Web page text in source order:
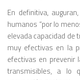
En definitiva,
humanos “por lo
elevada capacidad de
muy efectivas en la
efectivas en prevenir
transmisibles, a lo